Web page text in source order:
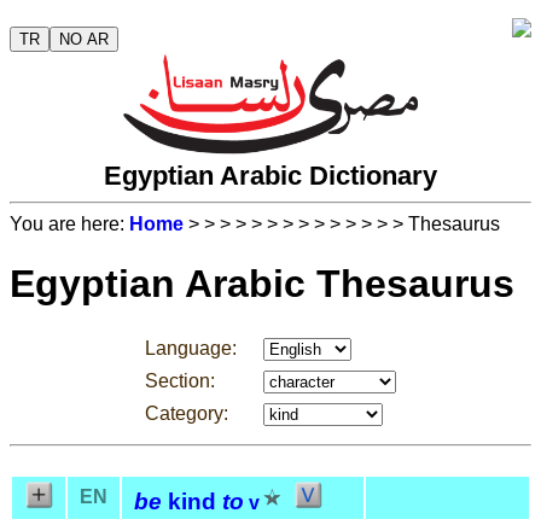
TR NO AR
Egyptian Arabic Dictionary
You are here: Home > > > > > > > > > > > > > > Thesaurus
Egyptian Arabic Thesaurus
Language:
Section:
Category:
EN be kind to v